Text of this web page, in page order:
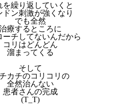
を繰り返していくと
ドン刺激が強くなり
でも全然
療するところに
ーチしてないんだから
コリはどんどん
溜まってくる
そして
カチのコリコリの
全然治んない
患者さんの完成
(T_T)